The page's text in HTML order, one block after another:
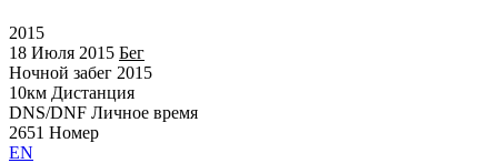
2015
18 Июля 2015 Бег
Ночной забег 2015
10км Дистанция
DNS/DNF Личное время
2651 Номер
EN